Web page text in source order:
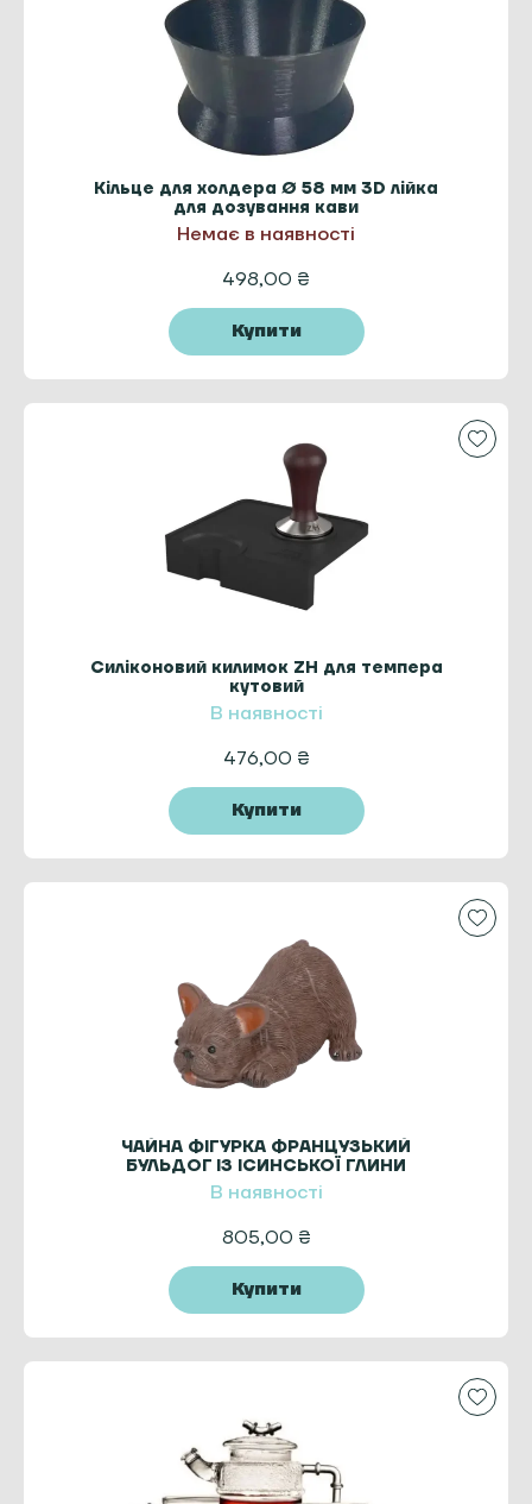
Кільце для холдера Ø 58 мм 3D лійка
для дозування кави
Немає в наявності
498,00 ₴
Купити
Силіконовий килимок ZH для темпера
кутовий
В наявності
476,00 ₴
Купити
ЧАЙНА ФІГУРКА ФРАНЦУЗЬКИЙ
БУЛЬДОГ ІЗ ІСИНСЬКОЇ ГЛИНИ
В наявності
805,00 ₴
Купити